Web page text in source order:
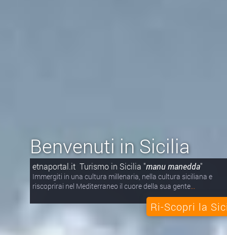
Benvenuti in Sicilia
etnaportal.it Turismo in Sicilia "manu manedda"
Immergiti in una cultura millenaria, nella cultura siciliana e
riscoprirai nel Mediterraneo il cuore della sua gente...